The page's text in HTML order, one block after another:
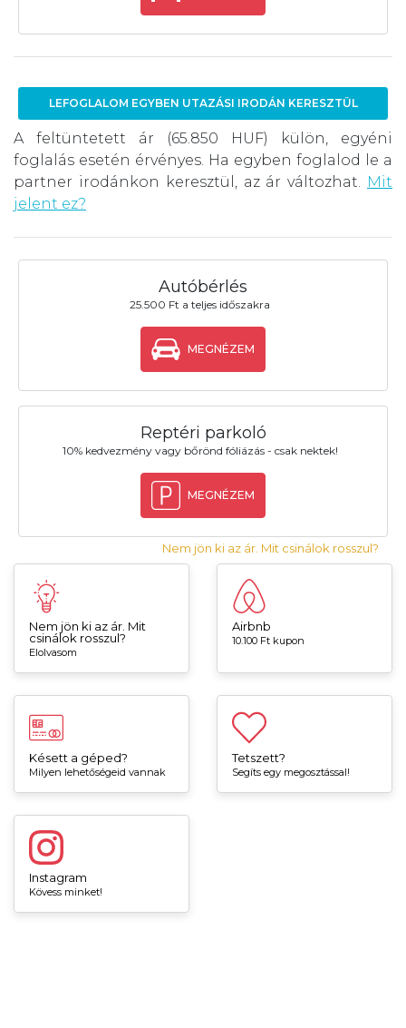
LEFOGLALOM EGYBEN UTAZÁSI IRODÁN KERESZTÜL
A feltüntetett ár (65.850 HUF) külön, egyéni
foglalás esetén érvényes. Ha egyben foglalod le a
partner irodánkon keresztül, az ár változhat.
Mit
jelent ez?
Autóbérlés
25.500 Ft a teljes időszakra
MEGNÉZEM
Reptéri parkoló
10% kedvezmény vagy bőrönd fóliázás - csak nektek!
MEGNÉZEM
Nem jön ki az ár. Mit csinálok rosszul?
Nem jön ki az ár. Mit
csinálok rosszul?
Elolvasom
Airbnb
10.100 Ft kupon
Késett a géped?
Milyen lehetőségeid vannak
Tetszett?
Segíts egy megosztással!
Instagram
Kövess minket!